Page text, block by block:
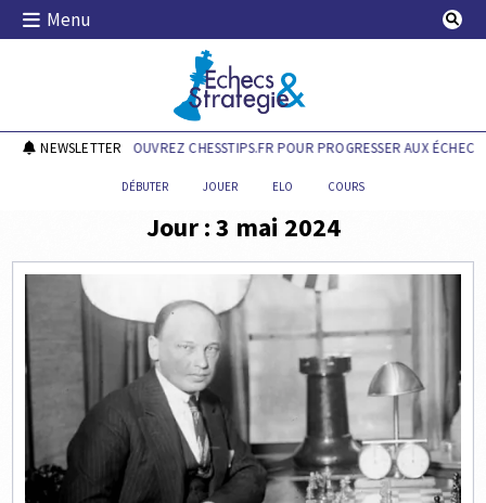
Skip
Menu
Echecs & Stratégie
NEWSLETTERDÉCOUVREZ CHESSTIPS.FR POUR PROGRESSER AUX ÉCHECS !
DÉBUTER JOUER ELO COURS
Jour :3 mai 2024